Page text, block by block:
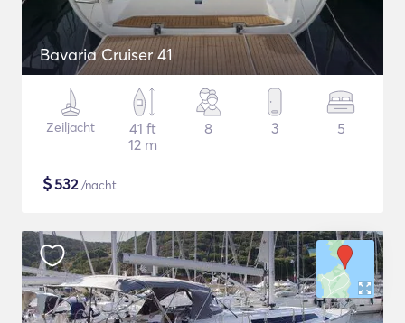
Bavaria Cruiser 41
Zeiljacht
41 ft
12 m
8 3 5
$532/nacht